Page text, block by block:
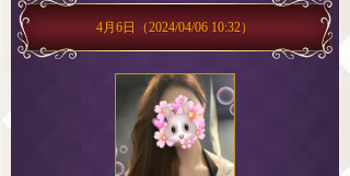
4月6日 （2024/04/06 10:32）